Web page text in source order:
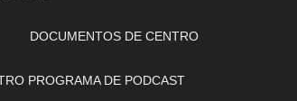
DOCUMENTOS DE CENTRO
PROGRAMA DE PODCAST